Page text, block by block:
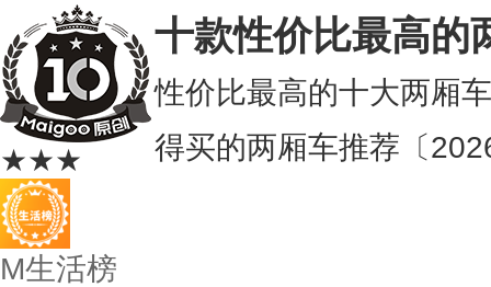
★★★
十款性价比最高的
性价比最高的十大两厢
得买的两厢车推荐〔
M生活榜